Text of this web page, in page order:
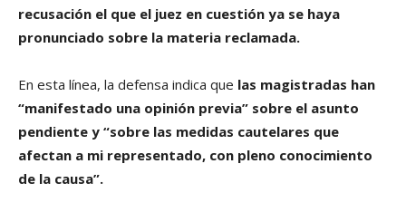
recusación el que el juez en cuestión ya se haya
pronunciado sobre la materia reclamada.
En esta línea, la defensa indica que las magistradas han
“manifestado una opinión previa” sobre el asunto
pendiente y “sobre las medidas cautelares que
afectan a mi representado, con pleno conocimiento
de la causa”.